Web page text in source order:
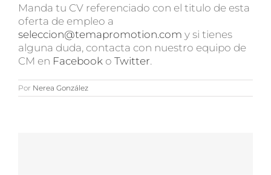
Manda tu CV referenciado con el titulo de esta
oferta de empleo a
seleccion@temapromotion.com y si tienes
alguna duda, contacta con nuestro equipo de
CM en Facebook o Twitter.
Por Nerea González